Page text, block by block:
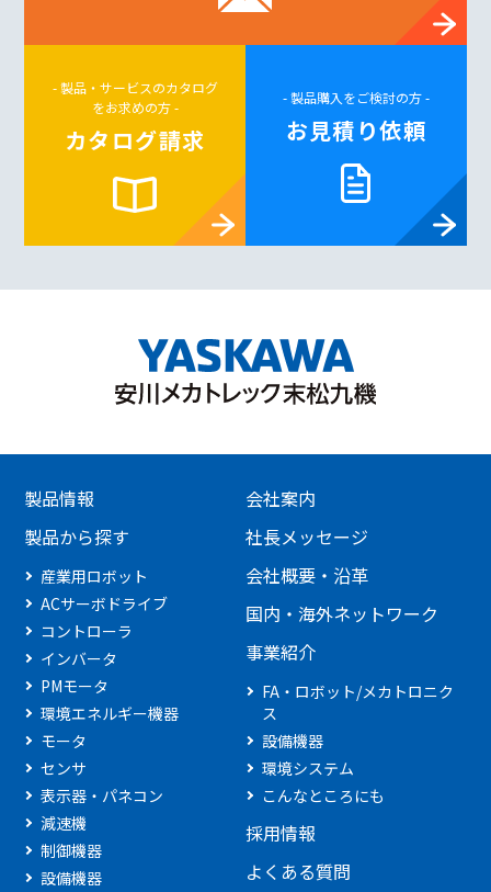
- 製品・サービスのカタログ
をお求めの方 -
カタログ請求
- 製品購入をご検討の方 -
お見積り依頼
製品情報
製品から探す
産業用ロボット
ACサーボドライブ
コントローラ
インバータ
PMモータ
環境エネルギー機器
モータ
センサ
表示器・パネコン
減速機
制御機器
設備機器
会社案内
社長メッセージ
会社概要・沿革
国内・海外ネットワーク
事業紹介
FA・ロボット/メカトロニク
ス
設備機器
環境システム
こんなところにも
採用情報
よくある質問